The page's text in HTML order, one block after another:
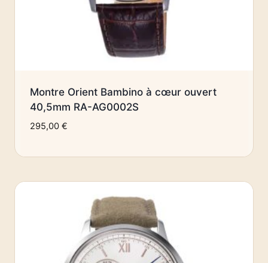
Montre Orient Bambino à cœur ouvert
40,5mm RA-AG0002S
295,00 €